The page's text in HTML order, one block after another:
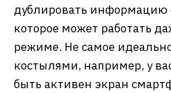
дублировать информацию
которое может работать
режиме. Не самое
костылями, например, у
быть активен экран